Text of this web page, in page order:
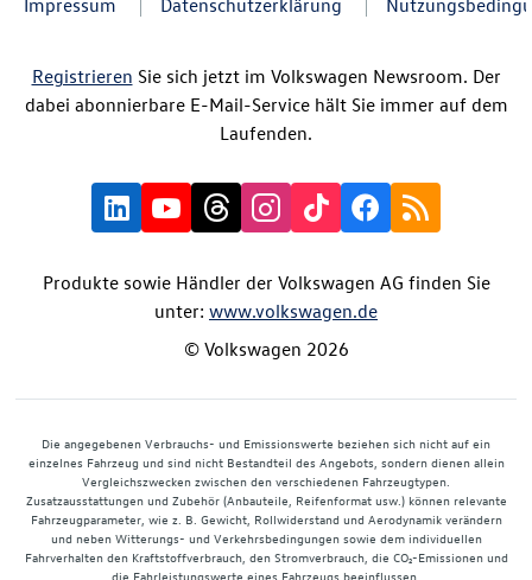
Impressum Datenschutzerklärung
Registrieren Sie sich jetzt im Volkswagen Newsroom. Der
dabei abonnierbare E-Mail-Service hält Sie immer auf dem
Laufenden.
Produkte sowie Händler der Volkswagen AG finden Sie
unter: www.volkswagen.de
© Volkswagen 2026
Die angegebenen Verbrauchs- und Emissionswerte beziehen sich nicht auf ein
einzelnes Fahrzeug und sind nicht Bestandteil des Angebots, sondern dienen allein
Vergleichszwecken zwischen den verschiedenen Fahrzeugtypen.
Zusatzausstattungen und Zubehör (Anbauteile, Reifenformat usw.) können relevante
Fahrzeugparameter, wie z. B. Gewicht, Rollwiderstand und Aerodynamik verändern
und neben Witterungs- und Verkehrsbedingungen sowie dem individuellen
Fahrverhalten den Kraftstoffverbrauch, den Stromverbrauch, die CO₂-Emissionen und
die Fahrleistungswerte eines Fahrzeugs beeinflussen.